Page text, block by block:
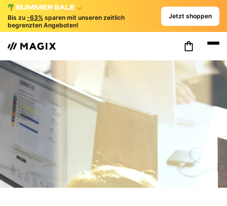
Bis zu -63% sparen mit unseren zeitlich
begrenzten Angeboten!
Jetzt shoppen